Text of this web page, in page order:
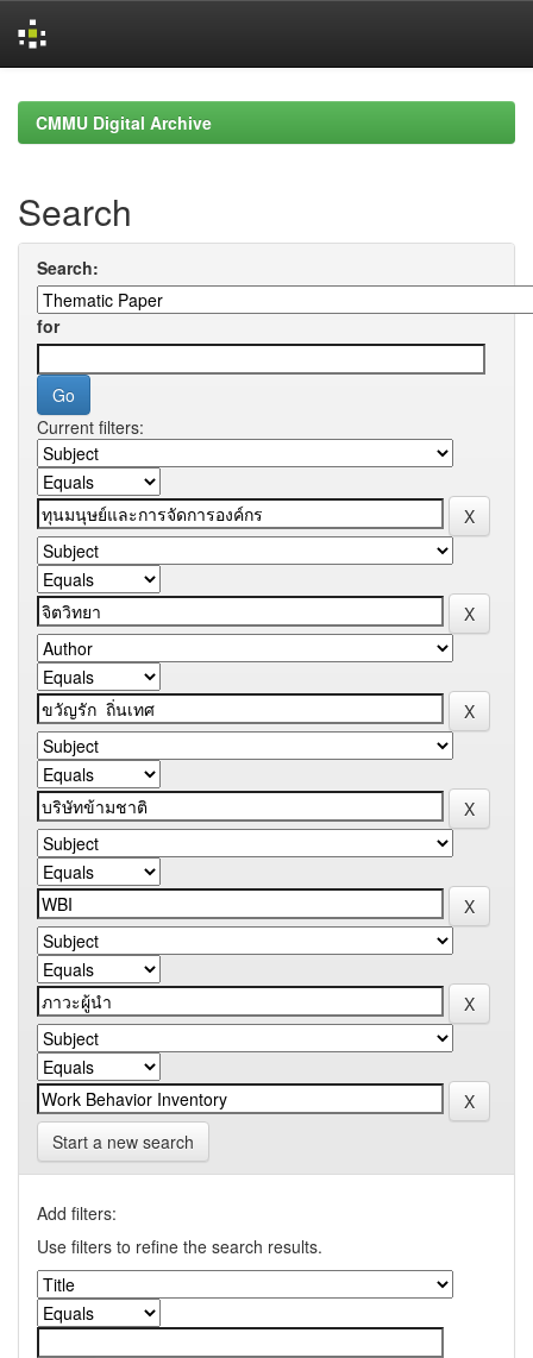
navigationCMMU Digital Archive
Search
Search:
for
Current filters:
Start a new search
Add filters:
Use filters to refine the search results.